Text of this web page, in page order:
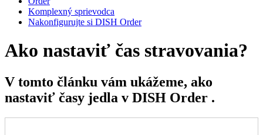
Komplexný sprievodca
Nakonfigurujte si DISH Order
Ako nastaviť čas stravovania?
V tomto článku vám ukážeme, ako
nastaviť časy jedla v DISH Order .